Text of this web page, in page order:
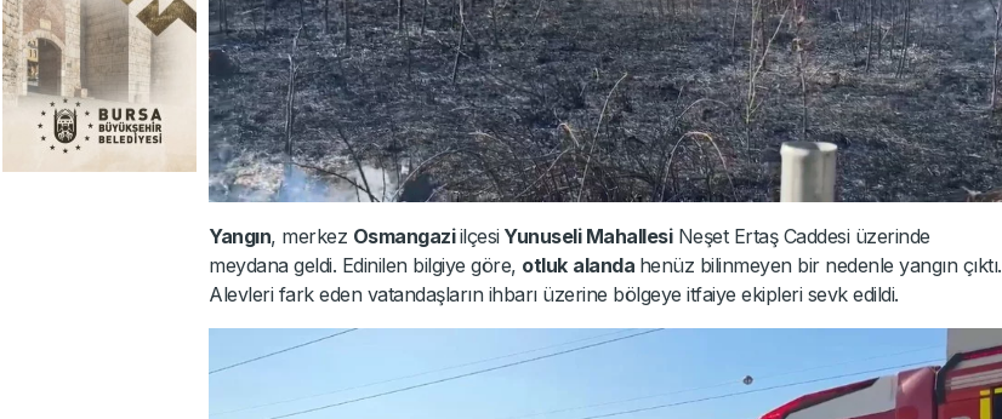
Yangın, merkez Osmangaziilçesi Yunuseli MahallesiNeşet Ertaş Caddesi üzerinde
meydana geldi. Edinilen bilgiye göre, otluk alanda henüz bilinmeyen bir nedenle yangın çıktı.
Alevleri fark eden vatandaşların ihbarı üzerine bölgeye itfaiye ekipleri sevk edildi.